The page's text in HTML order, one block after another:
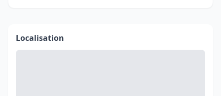
Localisation